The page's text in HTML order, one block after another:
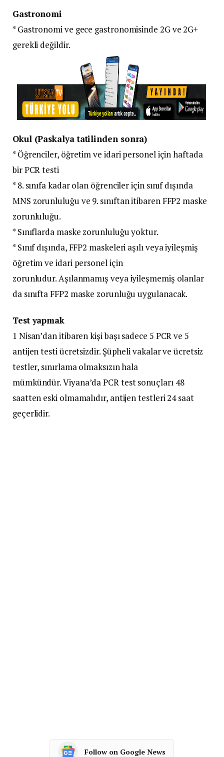
Gastronomi
* Gastronomi ve gece gastronomisinde 2G ve 2G+
gerekli değildir.
Okul (Paskalya tatilinden sonra)
* Öğrenciler, öğretim ve idari personel için haftada
bir PCR testi
* 8. sınıfa kadar olan öğrenciler için sınıf dışında
MNS zorunluluğu ve 9. sınıftan itibaren FFP2 maske
zorunluluğu.
* Sınıflarda maske zorunluluğu yoktur.
* Sınıf dışında, FFP2 maskeleri aşılı veya iyileşmiş
öğretim ve idari personel için
zorunludur. Aşılanmamış veya iyileşmemiş olanlar
da sınıfta FFP2 maske zorunluğu uygulanacak.
Test yapmak
1 Nisan’dan itibaren kişi başı sadece 5 PCR ve 5
antijen testi ücretsizdir. Şüpheli vakalar ve ücretsiz
testler, sınırlama olmaksızın hala
mümkündür. Viyana’da PCR test sonuçları 48
saatten eski olmamalıdır, antijen testleri 24 saat
geçerlidir.
Follow on Google News